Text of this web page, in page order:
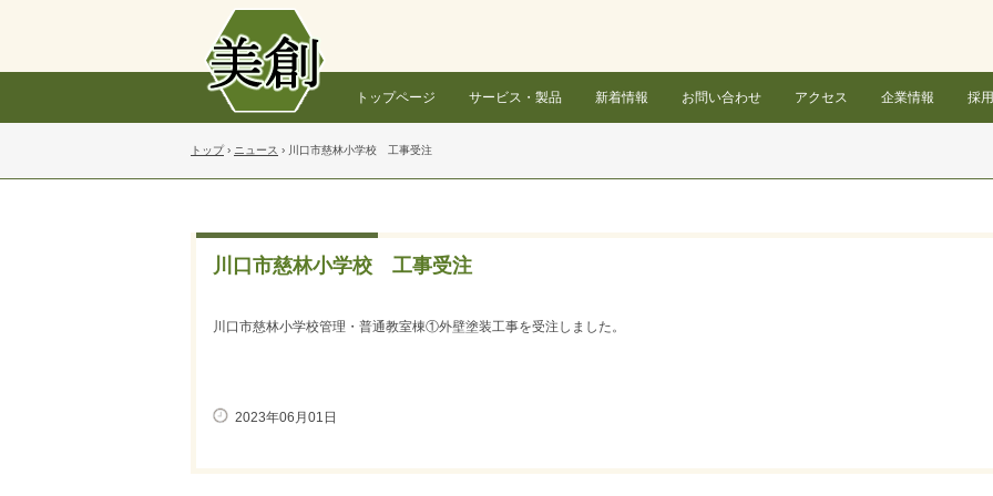
トップページ サービス・製品 新着情報 お問い合わせ アクセス 企業情報 採
トップ › ニュース › 川口市慈林小学校 工事受注
川口市慈林小学校 工事受注
川口市慈林小学校管理・普通教室棟①外壁塗装工事を受注しました。
2023年06月01日